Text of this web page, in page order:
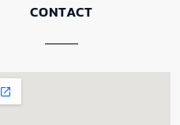
CONTACT